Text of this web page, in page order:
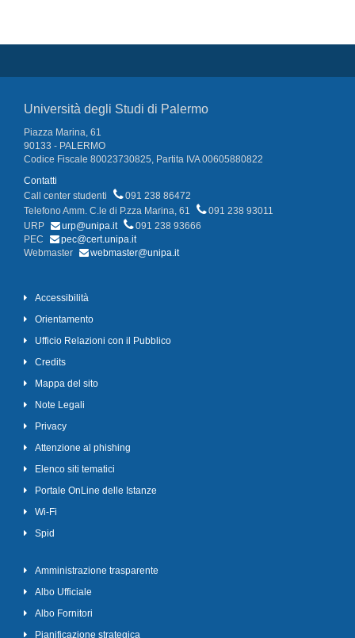
Università degli Studi di Palermo
Piazza Marina, 61
90133 - PALERMO
Codice Fiscale 80023730825, Partita IVA 00605880822
Contatti
Call center studenti
091 238 86472
Telefono Amm. C.le di P.zza Marina, 61
091 238 93011
URP
urp@unipa.it
091 238 93666
PEC
pec@cert.unipa.it
Webmaster
webmaster@unipa.it
Accessibilità
Orientamento
Ufficio Relazioni con il Pubblico
Credits
Mappa del sito
Note Legali
Privacy
Attenzione al phishing
Elenco siti tematici
Portale OnLine delle Istanze
Wi-Fi
Spid
Amministrazione trasparente
Albo Ufficiale
Albo Fornitori
Pianificazione strategica